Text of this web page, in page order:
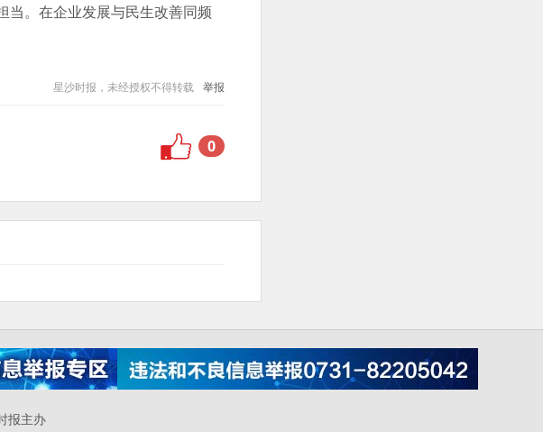
当。在企业发展与民生改善同频
星沙时报，未经授权不得转载 举报
0
报主办